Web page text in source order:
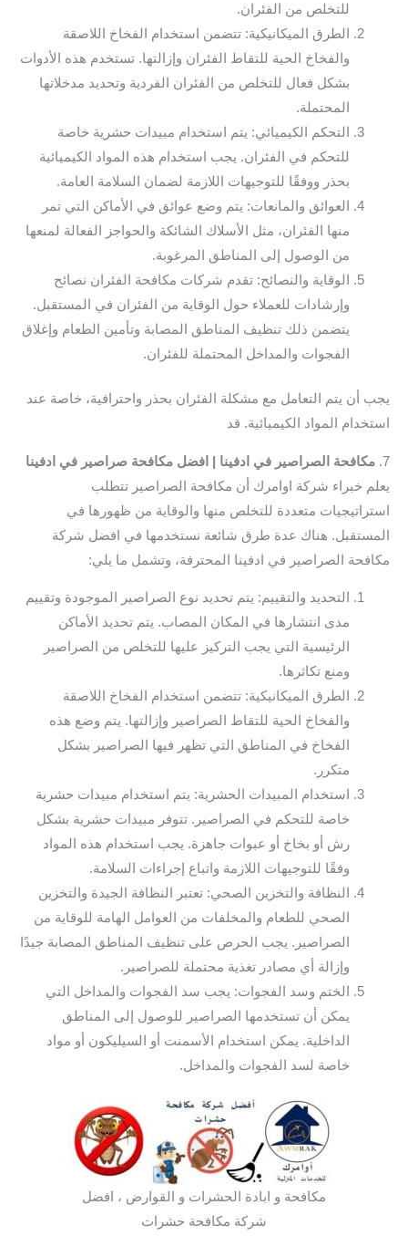
للتخلص من الفئران.
الطرق الميكانيكية: تتضمن استخدام الفخاخ اللاصقة
والفخاخ الحية للتقاط الفئران وإزالتها. تستخدم هذه الأدوات
بشكل فعال للتخلص من الفئران الفردية وتحديد مدخلاتها
المحتملة.
التحكم الكيميائي: يتم استخدام مبيدات حشرية خاصة
للتحكم في الفئران. يجب استخدام هذه المواد الكيميائية
بحذر ووفقًا للتوجيهات اللازمة لضمان السلامة العامة.
العوائق والمانعات: يتم وضع عوائق في الأماكن التي تمر
منها الفئران، مثل الأسلاك الشائكة والحواجز الفعالة لمنعها
من الوصول إلى المناطق المرغوبة.
الوقاية والنصائح: تقدم شركات مكافحة الفئران نصائح
وإرشادات للعملاء حول الوقاية من الفئران في المستقبل.
يتضمن ذلك تنظيف المناطق المصابة وتأمين الطعام وإغلاق
الفجوات والمداخل المحتملة للفئران.
يجب أن يتم التعامل مع مشكلة الفئران بحذر واحترافية، خاصة عند
استخدام المواد الكيميائية. قد
7. مكافحة الصراصير في ادفينا | افضل مكافحة صراصير في ادفينا
يعلم خبراء شركة اوامرك أن مكافحة الصراصير تتطلب
استراتيجيات متعددة للتخلص منها والوقاية من ظهورها في
المستقبل. هناك عدة طرق شائعة نستخدمها في افضل شركة
مكافحة الصراصير في ادفينا المحترفة، وتشمل ما يلي:
التحديد والتقييم: يتم تحديد نوع الصراصير الموجودة وتقييم
مدى انتشارها في المكان المصاب. يتم تحديد الأماكن
الرئيسية التي يجب التركيز عليها للتخلص من الصراصير
ومنع تكاثرها.
الطرق الميكانيكية: تتضمن استخدام الفخاخ اللاصقة
والفخاخ الحية للتقاط الصراصير وإزالتها. يتم وضع هذه
الفخاخ في المناطق التي تظهر فيها الصراصير بشكل
متكرر.
استخدام المبيدات الحشرية: يتم استخدام مبيدات حشرية
خاصة للتحكم في الصراصير. تتوفر مبيدات حشرية بشكل
رش أو بخاخ أو عبوات جاهزة. يجب استخدام هذه المواد
وفقًا للتوجيهات اللازمة واتباع إجراءات السلامة.
النظافة والتخزين الصحي: تعتبر النظافة الجيدة والتخزين
الصحي للطعام والمخلفات من العوامل الهامة للوقاية من
الصراصير. يجب الحرص على تنظيف المناطق المصابة جيدًا
وإزالة أي مصادر تغذية محتملة للصراصير.
الختم وسد الفجوات: يجب سد الفجوات والمداخل التي
يمكن أن تستخدمها الصراصير للوصول إلى المناطق
الداخلية. يمكن استخدام الأسمنت أو السيليكون أو مواد
خاصة لسد الفجوات والمداخل.
مكافحة و ابادة الحشرات و القوارض ، افضل
شركة مكافحة حشرات